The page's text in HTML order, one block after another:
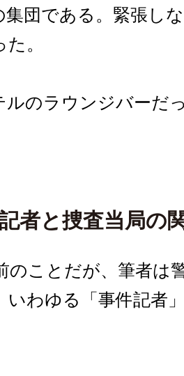
集団である。緊張し
。
ルのラウンジバーだ
者と捜査当局の
のことだが、筆者は
いわゆる「事件記者